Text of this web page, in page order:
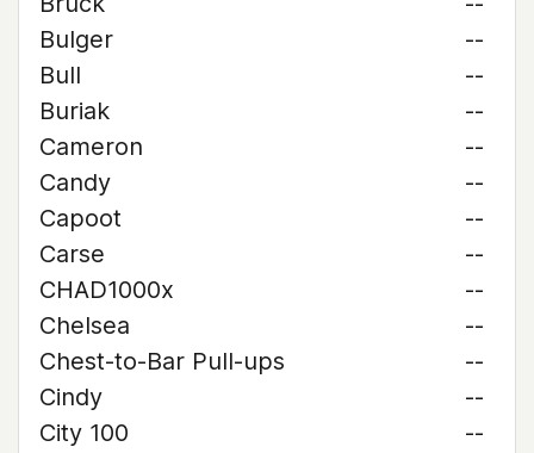
Bulger
--
Bull
--
Buriak
--
Cameron
--
Candy
--
Capoot
--
Carse
--
CHAD1000x
--
Chelsea
--
Chest-to-Bar Pull-ups
--
Cindy
--
City 100
--